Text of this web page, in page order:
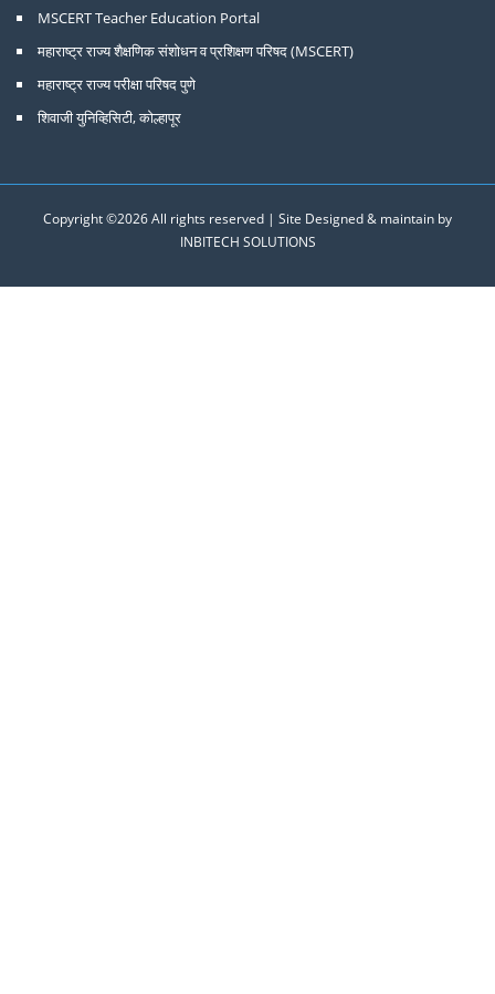
MSCERT Teacher Education Portal
महाराष्ट्र राज्य शैक्षणिक संशोधन व प्रशिक्षण परिषद (MSCERT)
महाराष्ट्र राज्य परीक्षा परिषद पुणे
शिवाजी युनिव्हिसिटी, कोल्हापूर
Copyright ©2026 All rights reserved | Site Designed & maintain by
INBITECH SOLUTIONS